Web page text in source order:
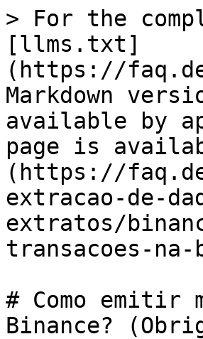
> For the
[llms.txt]
(https://
Markdown
available by
page is
(https://
extracao-de-
extratos/
transacoes-
# Como emitir
Binance?